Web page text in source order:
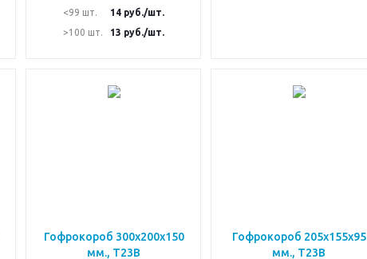
<99 шт. 14 руб./шт.
>100 шт.
13 руб./шт.
Гофрокороб 300х200х150
мм., Т23В
Гофрокороб 205х155х95
мм., Т23В